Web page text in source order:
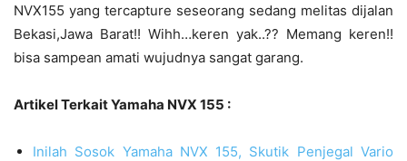
NVX155 yang tercapture seseorang sedang melitas dijalan
Bekasi,Jawa Barat!! Wihh…keren yak..?? Memang keren!!
bisa sampean amati wujudnya sangat garang.
Artikel Terkait Yamaha NVX 155 :
Inilah Sosok Yamaha NVX 155, Skutik Penjegal Vario